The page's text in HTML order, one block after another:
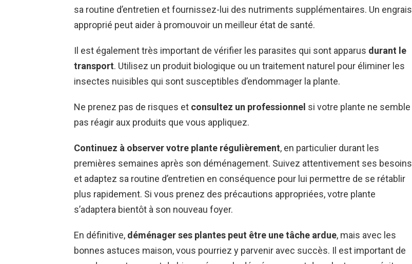
sa routine d’entretien et fournissez-lui des nutriments supplémentaires. Un engrais
approprié peut aider à promouvoir un meilleur état de santé.
Il est également très important de vérifier les parasites qui sont apparus durant le
transport. Utilisez un produit biologique ou un traitement naturel pour éliminer les
insectes nuisibles qui sont susceptibles d’endommager la plante.
Ne prenez pas de risques et consultez un professionnel si votre plante ne semble
pas réagir aux produits que vous appliquez.
Continuez à observer votre plante régulièrement, en particulier durant les
premières semaines après son déménagement. Suivez attentivement ses besoins
et adaptez sa routine d’entretien en conséquence pour lui permettre de se rétablir
plus rapidement. Si vous prenez des précautions appropriées, votre plante
s’adaptera bientôt à son nouveau foyer.
En définitive, déménager ses plantes peut être une tâche ardue, mais avec les
bonnes astuces maison, vous pourriez y parvenir avec succès. Il est important de